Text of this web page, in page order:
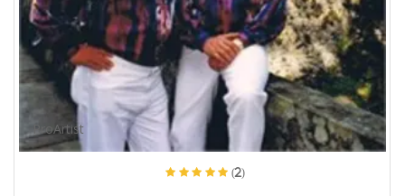
ProArtist
(2)